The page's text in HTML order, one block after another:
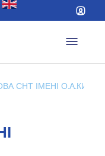
СНТ ІМЕНІ